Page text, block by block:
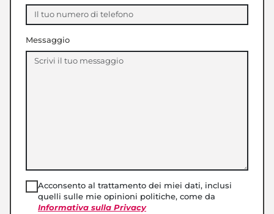
Messaggio
Acconsento al trattamento dei miei dati, inclusi
quelli sulle mie opinioni politiche, come da
Informativa sulla Privacy